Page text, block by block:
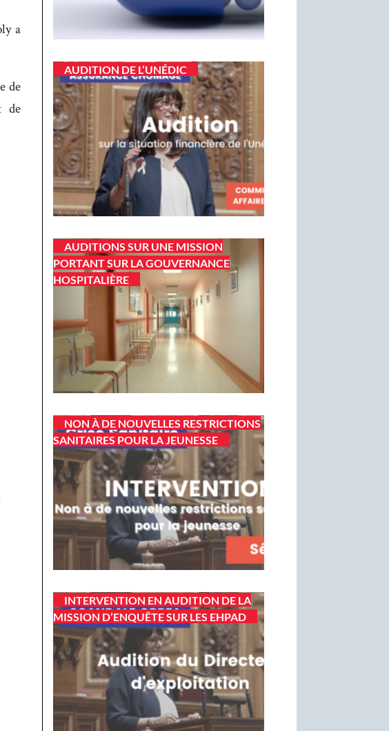
a
de
de
AUDITION DE L’UNÉDIC
AUDITIONS SUR UNE MISSION
PORTANT SUR LA GOUVERNANCE
HOSPITALIÈRE
NON À DE NOUVELLES RESTRICTIONS
SANITAIRES POUR LA JEUNESSE
INTERVENTION EN AUDITION DE LA
MISSION D’ENQUÊTE SUR LES EHPAD